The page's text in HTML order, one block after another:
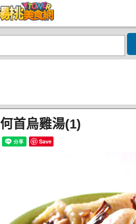
何首烏雞湯(1)
Save